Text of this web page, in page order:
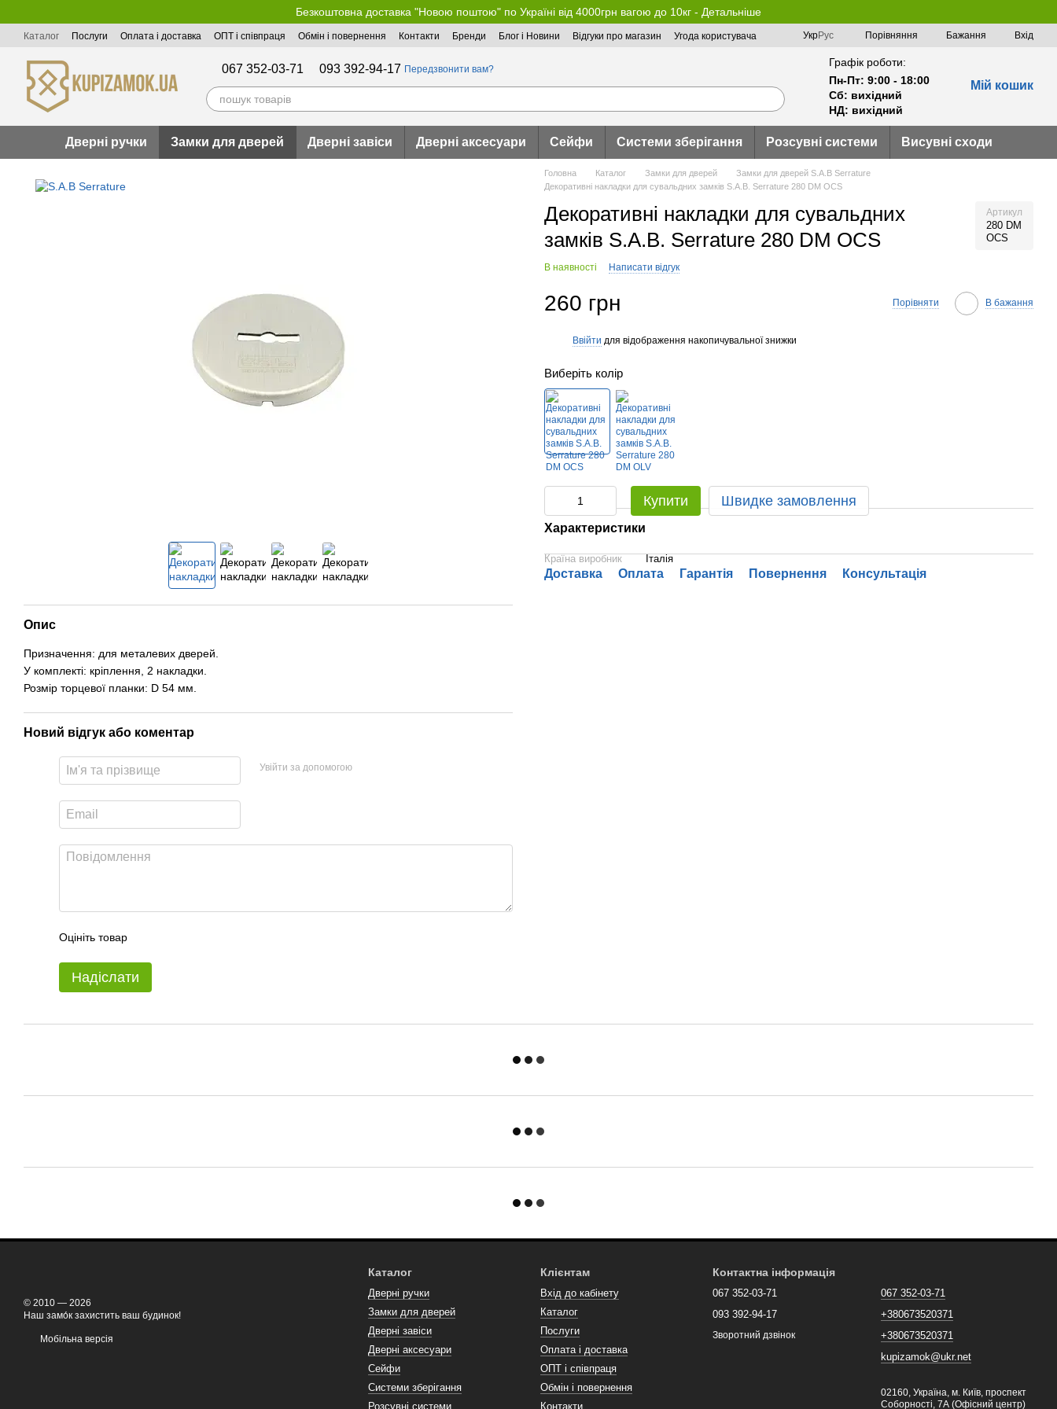
Безкоштовна доставка "Новою поштою" по Україні від 4000грн вагою до 10кг - Детальніше
Каталог Послуги Оплата і доставка ОПТ і співпраця Обмін і повернення Контакти Бренди Блог і Новини Відгуки про магазин
Угода користувача
УкрРус Порівняння Бажання Вхід
067 352-03-71 093 392-94-17 Передзвонити вам?
Графік роботи:
Пн-Пт: 9:00 - 18:00
Сб: вихідний
НД: вихідний
Мій кошик
Дверні ручки Замки для дверей Дверні завіси Дверні аксесуари Сейфи Системи зберігання Розсувні системи Висувні сходи
Опис
Призначення: для металевих дверей.
У комплекті: кріплення, 2 накладки.
Розмір торцевої планки: D 54 мм.
Новий відгук або коментар
Увійти за допомогою
Оцініть товар
Надіслати
Головна Каталог Замки для дверей
Замки для дверей S.A.B Serrature
Декоративні накладки для сувальдних замків S.A.B. Serrature 280 DM OCS
Декоративні накладки для сувальдних
замків S.A.B. Serrature 280 DM OCS
Артикул
280 DM
OCS
В наявності Написати відгук
260 грн Порівняти В бажання
Ввійти для відображення накопичувальної знижки
Виберіть колір
Купити Швидке замовлення
Характеристики
Країна виробник Італія
Доставка Оплата Гарантія Повернення Консультація
© 2010 — 2026
Наш замо́к захистить ваш будинок!
Мобільна версія
Каталог
Дверні ручки
Замки для дверей
Дверні завіси
Дверні аксесуари
Сейфи
Системи зберігання
Розсувні системи
Клієнтам
Вхід до кабінету
Каталог
Послуги
Оплата і доставка
ОПТ і співпраця
Обмін і повернення
Контакти
Контактна інформація
067 352-03-71
093 392-94-17
Зворотний дзвінок
067 352-03-71
+380673520371
+380673520371
kupizamok@ukr.net
02160, Україна, м. Київ, проспект
Соборності, 7А (Офісний центр)